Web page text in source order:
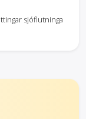
sjóflutninga